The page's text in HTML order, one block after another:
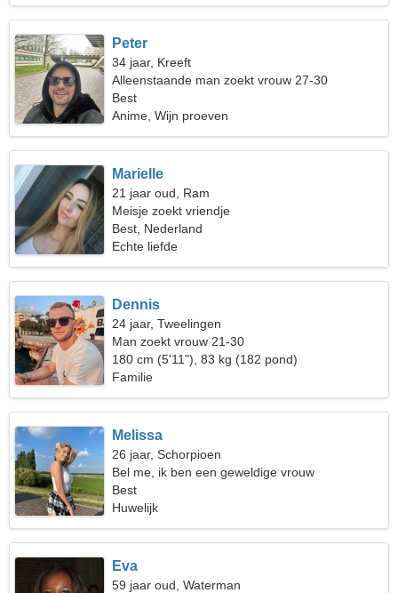
Peter
34 jaar, Kreeft
Alleenstaande man zoekt vrouw 27-30
Best
Anime, Wijn proeven
Marielle
21 jaar oud, Ram
Meisje zoekt vriendje
Best, Nederland
Echte liefde
Dennis
24 jaar, Tweelingen
Man zoekt vrouw 21-30
180 cm (5'11"), 83 kg (182 pond)
Familie
Melissa
26 jaar, Schorpioen
Bel me, ik ben een geweldige vrouw
Best
Huwelijk
Eva
59 jaar oud, Waterman